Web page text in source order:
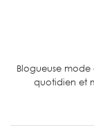
Blogueuse
quotidien et